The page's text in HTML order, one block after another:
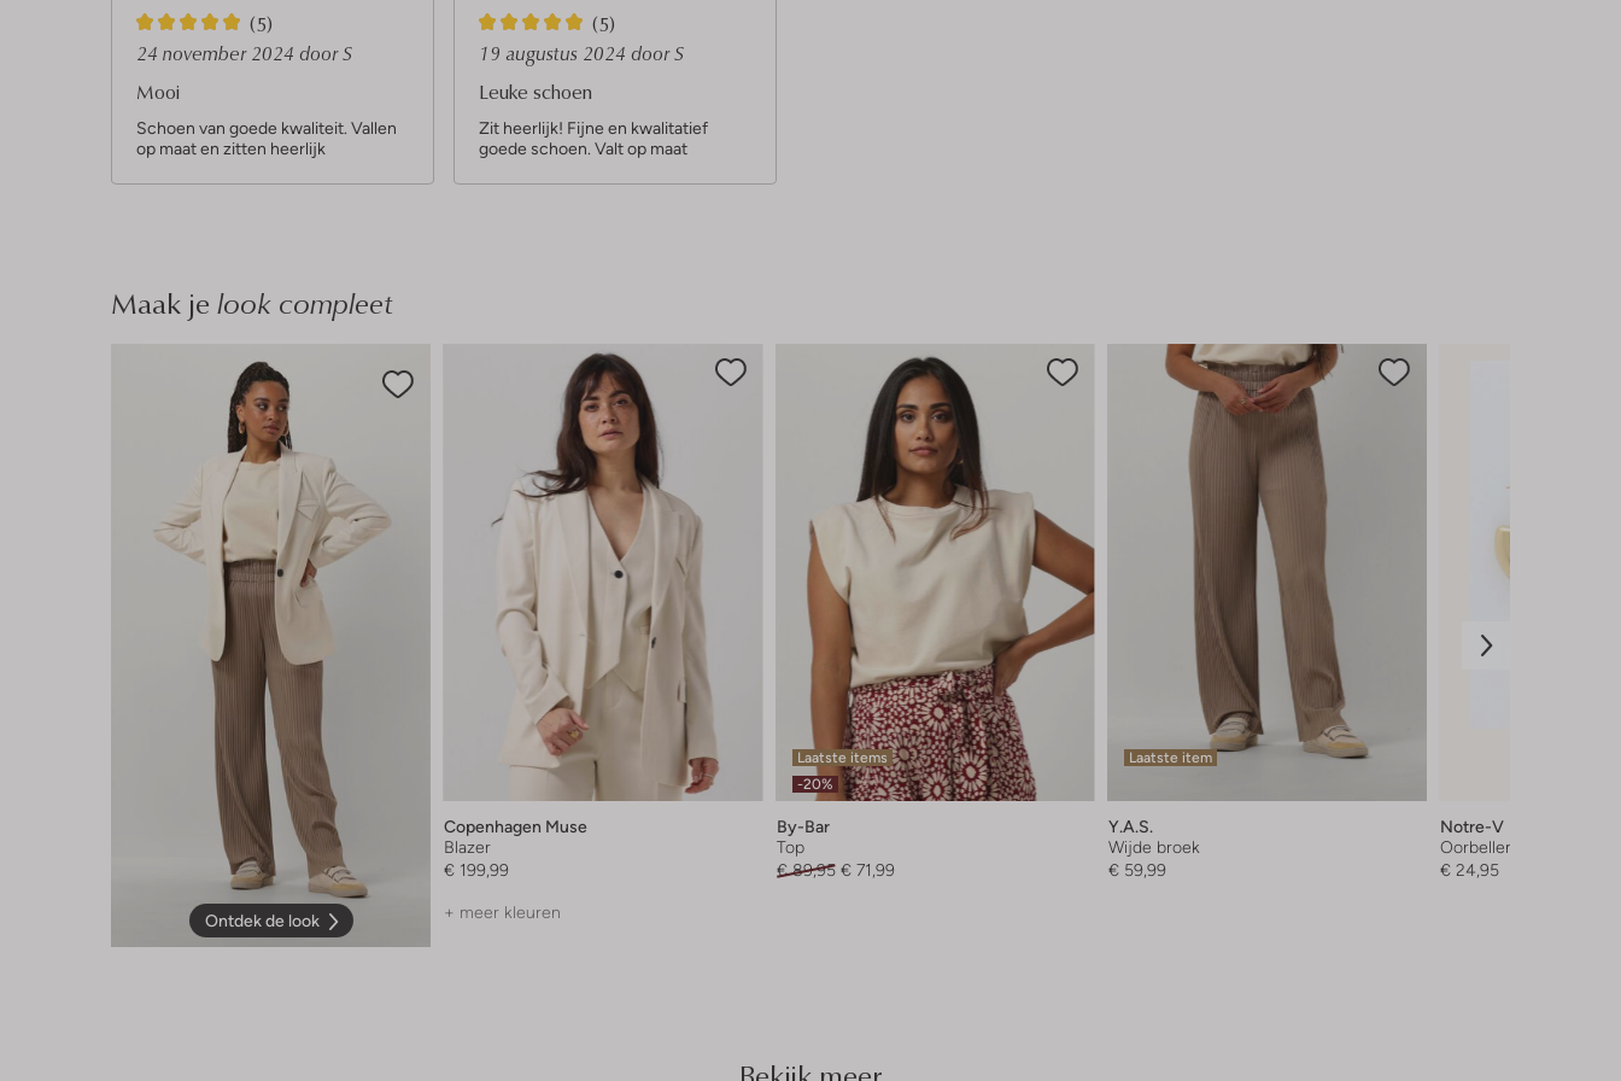
5
S
t
e
r
r
(5)
24 november 2024 door S
Mooi
Schoen van goede kwaliteit. Vallen
op maat en zitten heerlijk
5
S
t
e
r
r
(5)
19 augustus 2024 door S
Leuke schoen
Zit heerlijk! Fijne en kwalitatief
goede schoen. Valt op maat
Maak je look compleet
Ontdek de look
Copenhagen Muse
Blazer
€ 199,99
+ meer kleuren
Laatste items
-20%
By-Bar
Top
€ 89,95 € 71,99
Laatste item
Y.a.s.
Wijde broek
€ 59,99
Notre-V
Oorbellen
€ 24,95